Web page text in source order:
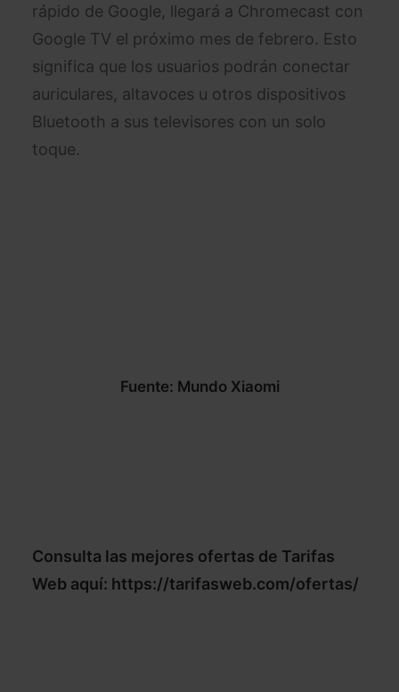
rápido de Google, llegará a Chromecast con
Google TV el próximo mes de febrero. Esto
significa que los usuarios podrán conectar
auriculares, altavoces u otros dispositivos
Bluetooth a sus televisores con un solo
toque.
Fuente: Mundo Xiaomi
Consulta las mejores ofertas de Tarifas
Web aquí: https://tarifasweb.com/ofertas/